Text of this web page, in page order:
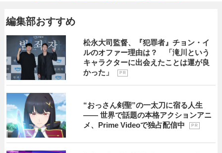
編集部おすすめ
松永大司監督、『犯罪者』チョン・イ
ルのオファー理由は？ 「滝川という
キャラクターに出会えたことは運が良
かった」
P R
“おっさん剣聖”の一太刀に宿る人生
―― 世界で話題の本格アクションアニ
メ、Prime Videoで独占配信中
P R